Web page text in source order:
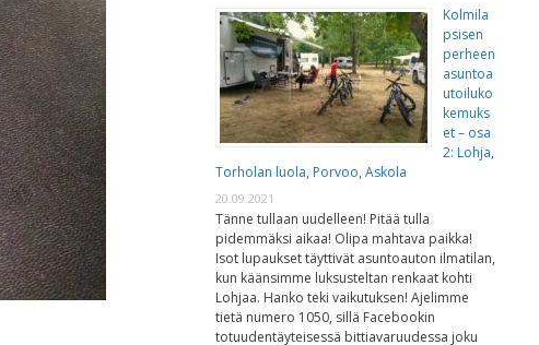
Kolmila
psisen
perheen
asuntoa
utoiluko
kemuks
et – osa
2: Lohja,
Torholan luola, Porvoo, Askola
20.09.2021
Tänne tullaan uudelleen! Pitää tulla
pidemmäksi aikaa! Olipa mahtava paikka!
Isot lupaukset täyttivät asuntoauton ilmatilan,
kun käänsimme luksusteltan renkaat kohti
Lohjaa. Hanko teki vaikutuksen! Ajelimme
tietä numero 1050, sillä Facebookin
totuudentäyteisessä bittiavaruudessa joku